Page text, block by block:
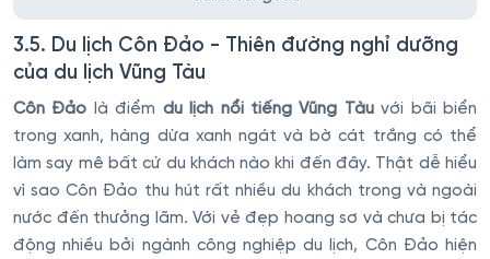
3.5. Du lịch Côn Đảo - Thiên đường nghỉ dưỡng
của du lịch Vũng Tàu
Côn Đảo là điểm du lịch nổi tiếng Vũng Tàuvới bãi biển
trong xanh, hàng dừa xanh ngát và bờ cát trắng có thể
làm say mê bất cứ du khách nào khi đến đây. Thật dễ hiểu
vì sao Côn Đảo thu hút rất nhiều du khách trong và ngoài
nước đến thưởng lãm. Với vẻ đẹp hoang sơ và chưa bị tác
động nhiều bởi ngành công nghiệp du lịch, Côn Đảo hiện